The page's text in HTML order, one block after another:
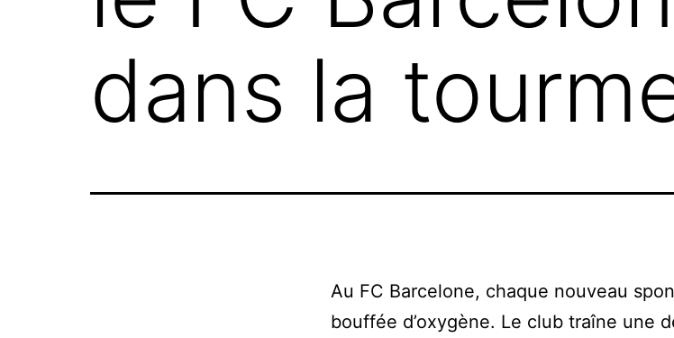
dans la
Au FC Barcelone, chaque nouveau
bouffée d’oxygène. Le club traîne une